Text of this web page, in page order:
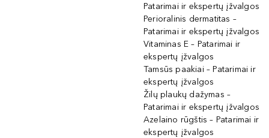
Patarimai ir ekspertų įžvalgos
Perioralinis dermatitas –
Patarimai ir ekspertų įžvalgos
Vitaminas E – Patarimai ir
ekspertų įžvalgos
Tamsūs paakiai – Patarimai ir
ekspertų įžvalgos
Žilų plaukų dažymas –
Patarimai ir ekspertų įžvalgos
Azelaino rūgštis – Patarimai ir
ekspertų įžvalgos